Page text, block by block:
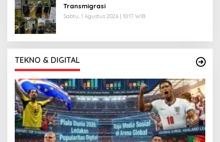
Transmigrasi
Sabtu, 1 Agustus 2026 | 10:17 WIB
TEKNO & DIGITAL